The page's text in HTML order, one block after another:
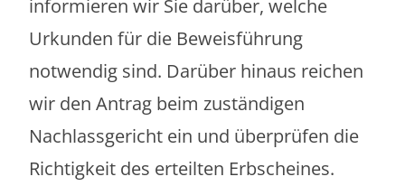
informieren wir Sie darüber, welche
Urkunden für die Beweisführung
notwendig sind. Darüber hinaus reichen
wir den Antrag beim zuständigen
Nachlassgericht ein und überprüfen die
Richtigkeit des erteilten Erbscheines.